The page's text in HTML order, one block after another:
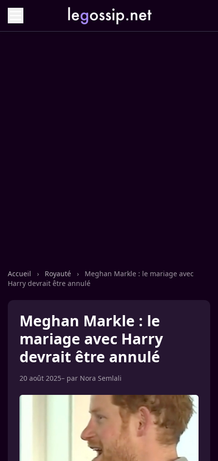
Accueil › Royauté ›
Meghan Markle : le mariage avec
Harry devrait être annulé
Meghan Markle : le
mariage avec Harry
devrait être annulé
20 août 2025– par Nora Semlali